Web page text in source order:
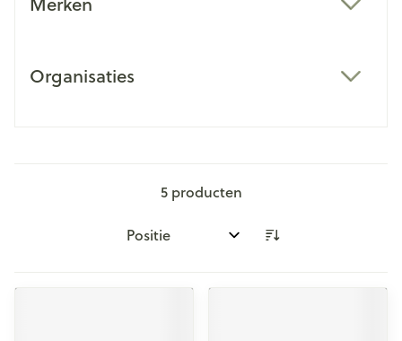
Organisaties
5producten
Sorteer op: